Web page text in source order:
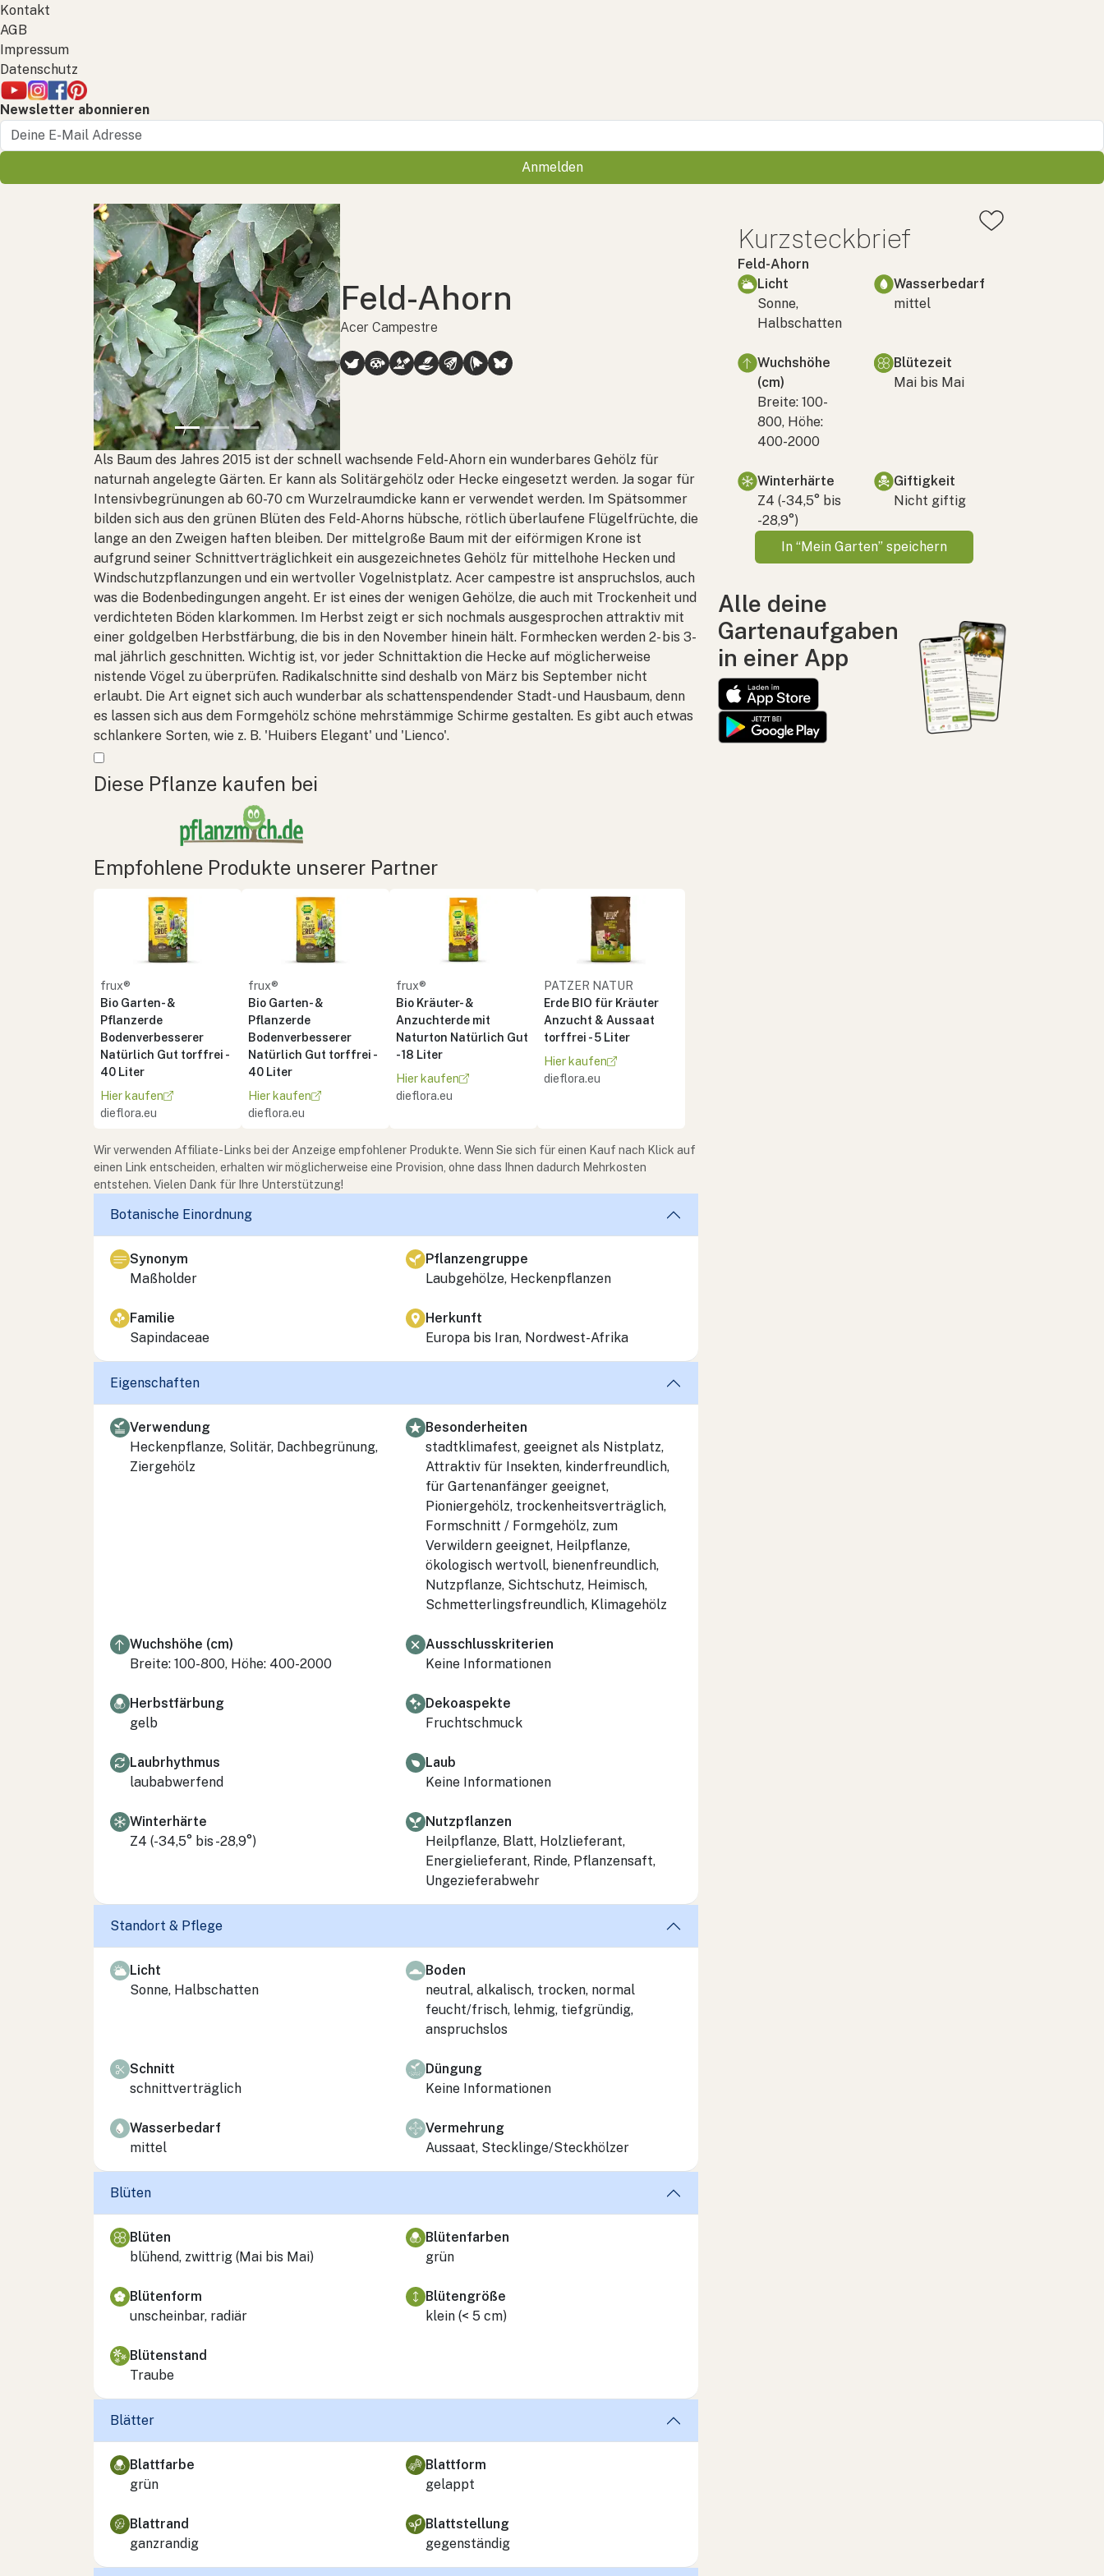
Kontakt
AGB
Impressum
Datenschutz
Newsletter abonnieren
Anmelden
Previous Next
Feld-Ahorn
Acer Campestre
Als Baum des Jahres 2015 ist der schnell wachsende Feld-Ahorn ein wunderbares Gehölz für
naturnah angelegte Gärten. Er kann als Solitärgehölz oder Hecke eingesetzt werden. Ja sogar für
Intensivbegrünungen ab 60-70 cm Wurzelraumdicke kann er verwendet werden. Im Spätsommer
bilden sich aus den grünen Blüten des Feld-Ahorns hübsche, rötlich überlaufene Flügelfrüchte, die
lange an den Zweigen haften bleiben. Der mittelgroße Baum mit der eiförmigen Krone ist
aufgrund seiner Schnittverträglichkeit ein ausgezeichnetes Gehölz für mittelhohe Hecken und
Windschutzpflanzungen und ein wertvoller Vogelnistplatz. Acer campestre ist anspruchslos, auch
was die Bodenbedingungen angeht. Er ist eines der wenigen Gehölze, die auch mit Trockenheit und
verdichteten Böden klarkommen. Im Herbst zeigt er sich nochmals ausgesprochen attraktiv mit
einer goldgelben Herbstfärbung, die bis in den November hinein hält. Formhecken werden 2- bis 3-
mal jährlich geschnitten. Wichtig ist, vor jeder Schnittaktion die Hecke auf möglicherweise
nistende Vögel zu überprüfen. Radikalschnitte sind deshalb von März bis September nicht
erlaubt. Die Art eignet sich auch wunderbar als schattenspendender Stadt- und Hausbaum, denn
es lassen sich aus dem Formgehölz schöne mehrstämmige Schirme gestalten. Es gibt auch etwas
schlankere Sorten, wie z. B. 'Huibers Elegant' und 'Lienco'.
Mehr anzeigen
Diese Pflanze kaufen bei
Empfohlene Produkte unserer Partner
frux®
Bio Garten- &
Pflanzerde
Bodenverbesserer
Natürlich Gut torffrei -
40 Liter
Hier kaufen
dieflora.eu
frux®
Bio Garten- &
Pflanzerde
Bodenverbesserer
Natürlich Gut torffrei -
40 Liter
Hier kaufen
dieflora.eu
frux®
Bio Kräuter- &
Anzuchterde mit
Naturton Natürlich Gut
- 18 Liter
Hier kaufen
dieflora.eu
PATZER NATUR
Erde BIO für Kräuter
Anzucht & Aussaat
torffrei - 5 Liter
Hier kaufen
dieflora.eu
Wir verwenden Affiliate-Links bei der Anzeige empfohlener Produkte. Wenn Sie sich für einen Kauf nach Klick auf
einen Link entscheiden, erhalten wir möglicherweise eine Provision, ohne dass Ihnen dadurch Mehrkosten
entstehen. Vielen Dank für Ihre Unterstützung!
Botanische Einordnung
Synonym
Maßholder
Pflanzengruppe
Laubgehölze, Heckenpflanzen
Familie
Sapindaceae
Herkunft
Europa bis Iran, Nordwest-Afrika
Eigenschaften
Verwendung
Heckenpflanze, Solitär, Dachbegrünung,
Ziergehölz
Besonderheiten
stadtklimafest, geeignet als Nistplatz,
Attraktiv für Insekten, kinderfreundlich,
für Gartenanfänger geeignet,
Pioniergehölz, trockenheitsverträglich,
Formschnitt / Formgehölz, zum
Verwildern geeignet, Heilpflanze,
ökologisch wertvoll, bienenfreundlich,
Nutzpflanze, Sichtschutz, Heimisch,
Schmetterlingsfreundlich, Klimagehölz
Wuchshöhe (cm)
Breite: 100-800, Höhe: 400-2000
Ausschlusskriterien
Keine Informationen
Herbstfärbung
gelb
Dekoaspekte
Fruchtschmuck
Laubrhythmus
laubabwerfend
Laub
Keine Informationen
Winterhärte
Z4 (-34,5° bis -28,9°)
Nutzpflanzen
Heilpflanze, Blatt, Holzlieferant,
Energielieferant, Rinde, Pflanzensaft,
Ungezieferabwehr
Standort & Pflege
Licht
Sonne, Halbschatten
Boden
neutral, alkalisch, trocken, normal
feucht/frisch, lehmig, tiefgründig,
anspruchslos
Schnitt
schnittverträglich
Düngung
Keine Informationen
Wasserbedarf
mittel
Vermehrung
Aussaat, Stecklinge/Steckhölzer
Blüten
Blüten
blühend, zwittrig (Mai bis Mai)
Blütenfarben
grün
Blütenform
unscheinbar, radiär
Blütengröße
klein (< 5 cm)
Blütenstand
Traube
Blätter
Blattfarbe
grün
Blattform
gelappt
Blattrand
ganzrandig
Blattstellung
gegenständig
Kurzsteckbrief
Feld-Ahorn
Licht
Sonne,
Halbschatten
Wasserbedarf
mittel
Wuchshöhe
(cm)
Breite: 100-
800, Höhe:
400-2000
Blütezeit
Mai bis Mai
Winterhärte
Z4 (-34,5° bis
-28,9°)
Giftigkeit
Nicht giftig
In “Mein Garten” speichern
Alle deine
Gartenaufgaben
in einer App